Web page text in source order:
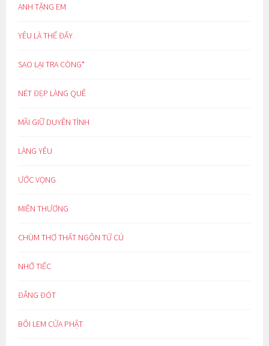
ANH TẶNG EM
YÊU LÀ THẾ ĐẤY
SAO LẠI TRA CÒNG*
NÉT ĐẸP LÀNG QUÊ
MÃI GIỮ DUYÊN TÌNH
LÀNG YÊU
ƯỚC VỌNG
MIỀN THƯƠNG
CHÙM THƠ THẤT NGÔN TỨ CÚ
NHỚ TIẾC
ĐẮNG ĐÓT
BÔI LEM CỬA PHẬT